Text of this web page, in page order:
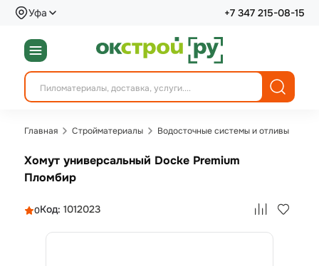
Уфа +7 347 215-08-15
Главная Стройматериалы Водосточные системы и отливы
Хомут универсальный Docke Premium
Пломбир
0Код: 1012023